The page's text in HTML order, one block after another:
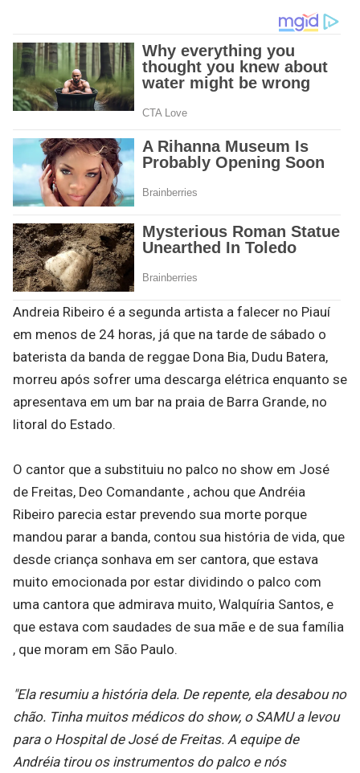
Andreia Ribeiro é a segunda artista a falecer no Piauí
em menos de 24 horas, já que na tarde de sábado o
baterista da banda de reggae Dona Bia, Dudu Batera,
morreu após sofrer uma descarga elétrica enquanto se
apresentava em um bar na praia de Barra Grande, no
litoral do Estado.
O cantor que a substituiu no palco no show em José
de Freitas, Deo Comandante , achou que Andréia
Ribeiro parecia estar prevendo sua morte porque
mandou parar a banda, contou sua história de vida, que
desde criança sonhava em ser cantora, que estava
muito emocionada por estar dividindo o palco com
uma cantora que admirava muito, Walquíria Santos, e
que estava com saudades de sua mãe e de sua família
, que moram em São Paulo.
"Ela resumiu a história dela. De repente, ela desabou no
chão. Tinha muitos médicos do show, o SAMU a levou
para o Hospital de José de Freitas. A equipe de
Andréia tirou os instrumentos do palco e nós